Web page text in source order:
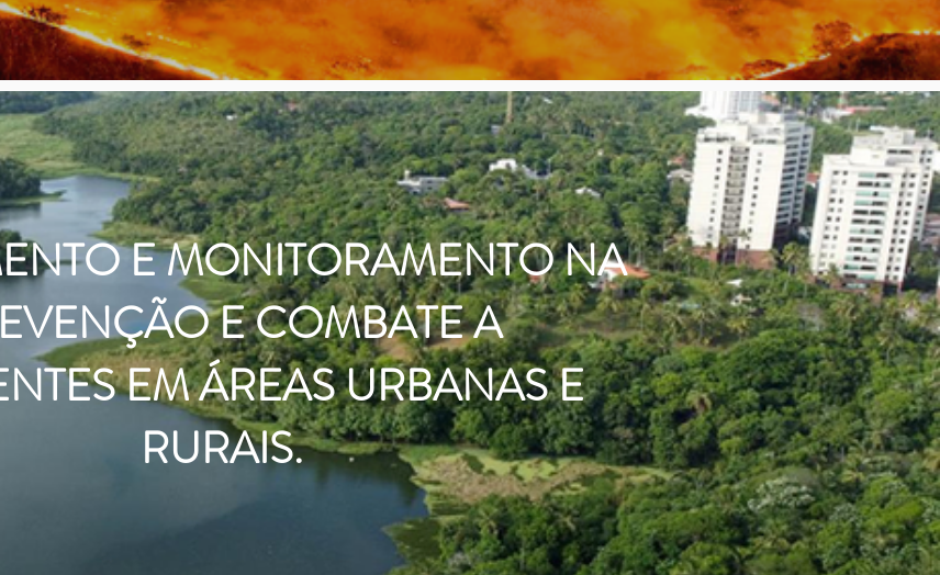
E MONITORAMENTO NA
E COMBATE A
EM ÁREAS URBANAS E
RURAIS.